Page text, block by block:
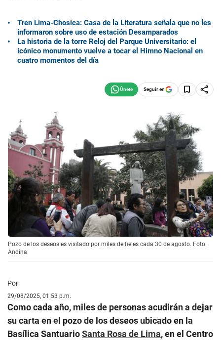
Tren Lima-Chosica: Casa de la Literatura señala que no les
informaron sobre uso de estación Desamparados
La historia de la torre Reloj del Parque Universitario: el
icónico monumento vuelve a tocar el Himno Nacional en
cuatro momentos del día
Seguir en
Pozo de los deseos es visitado por miles de fieles cada 30 de agosto. Foto:
Andina
Por
29/08/2025, 01:53 p.m.
Como cada año, miles de personas acudirán a dejar
su carta en el pozo de los deseos ubicado en la
Basílica SantuarioSanta Rosa de Lima, en el Centro